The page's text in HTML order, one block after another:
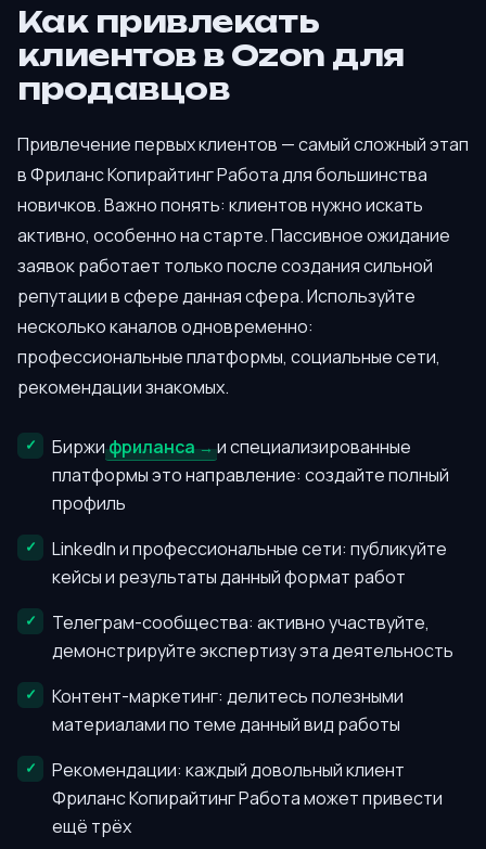
Как привлекать
клиентов в Ozon для
продавцов
Привлечение первых клиентов — самый сложный этап
в Фриланс Копирайтинг Работа для большинства
новичков. Важно понять: клиентов нужно искать
активно, особенно на старте. Пассивное ожидание
заявок работает только после создания сильной
репутации в сфере данная сфера. Используйте
несколько каналов одновременно:
профессиональные платформы, социальные сети,
рекомендации знакомых.
Биржифриланса
и специализированные
платформы это направление: создайте полный
профиль
LinkedIn и профессиональные сети: публикуйте
кейсы и результаты данный формат работ
Телеграм-сообщества: активно участвуйте,
демонстрируйте экспертизу эта деятельность
Контент-маркетинг: делитесь полезными
материалами по теме данный вид работы
Рекомендации: каждый довольный клиент
Фриланс Копирайтинг Работа может привести
ещё трёх